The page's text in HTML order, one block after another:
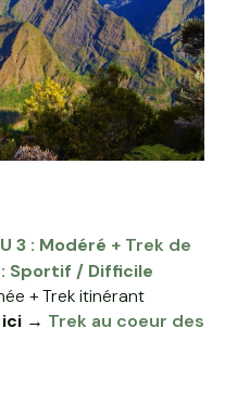
3 : Modéré + Trek de
: Sportif / Difficile
+ Trek itinérant
ici → Trek au coeur des